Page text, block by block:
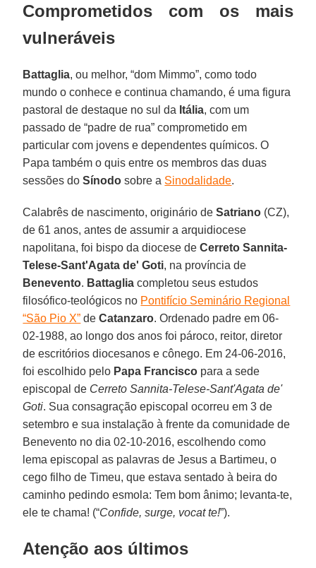
Comprometidos com os mais
vulneráveis
Battaglia, ou melhor, “dom Mimmo”, como todo
mundo o conhece e continua chamando, é uma figura
pastoral de destaque no sul da Itália, com um
passado de “padre de rua” comprometido em
particular com jovens e dependentes químicos. O
Papa também o quis entre os membros das duas
sessões doSínodo sobre a Sinodalidade.
Calabrês de nascimento, originário deSatriano (CZ),
de 61 anos, antes de assumir a arquidiocese
napolitana, foi bispo da diocese deCerreto Sannita-
Telese-Sant'Agata de' Goti, na província de
Benevento. Battaglia completou seus estudos
filosófico-teológicos no Pontifício Seminário Regional
“São Pio X” deCatanzaro. Ordenado padre em 06-
02-1988, ao longo dos anos foi pároco, reitor, diretor
de escritórios diocesanos e cônego. Em 24-06-2016,
foi escolhido pelo Papa Francisco para a sede
episcopal de Cerreto Sannita-Telese-Sant'Agata de'
Goti. Sua consagração episcopal ocorreu em 3 de
setembro e sua instalação à frente da comunidade de
Benevento no dia 02-10-2016, escolhendo como
lema episcopal as palavras de Jesus a Bartimeu, o
cego filho de Timeu, que estava sentado à beira do
caminho pedindo esmola: Tem bom ânimo; levanta-te,
ele te chama! (“Confide, surge, vocat te!”).
Atenção aos últimos